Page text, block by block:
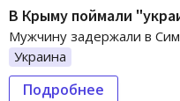
В Крыму поймали
Мужчину задержали в
Украина
Подробнее